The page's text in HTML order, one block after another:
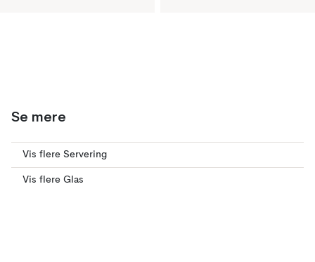
Se mere
Vis flere Servering
Vis flere Glas